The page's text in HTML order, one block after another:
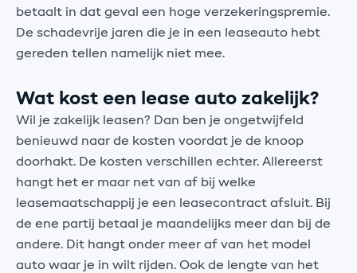
betaalt in dat geval een hoge verzekeringspremie.
De schadevrije jaren die je in een leaseauto hebt
gereden tellen namelijk niet mee.
Wat kost een lease auto zakelijk?
Wil je zakelijk leasen? Dan ben je ongetwijfeld
benieuwd naar de kosten voordat je de knoop
doorhakt. De kosten verschillen echter. Allereerst
hangt het er maar net van af bij welke
leasemaatschappij je een leasecontract afsluit. Bij
de ene partij betaal je maandelijks meer dan bij de
andere. Dit hangt onder meer af van het model
auto waar je in wilt rijden. Ook de lengte van het